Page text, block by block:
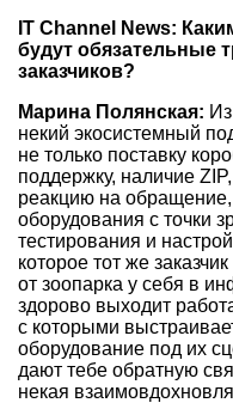
IT Channel News:
будут обязательные
заказчиков?
Марина Полянская:
некий экосистемный
не только поставку
поддержку, наличие
реакцию на
оборудования с точки
тестирования и
которое тот же
от зоопарка у себя в
здорово выходит
с которыми
оборудование под их
дают тебе обратную
некая